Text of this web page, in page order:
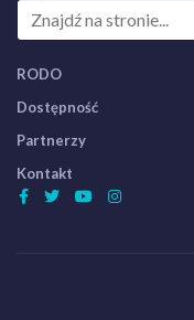
RODO
Dostępność
Partnerzy
Kontakt